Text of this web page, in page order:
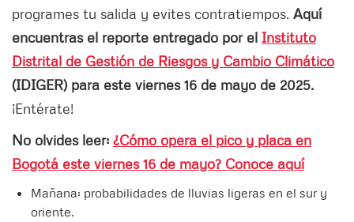
programes tu salida y evites contratiempos. Aquí
encuentras el reporte entregado por el Instituto
Distrital de Gestión de Riesgos y Cambio Climático
(IDIGER) para este viernes 16 de mayo de 2025.
¡Entérate!
No olvides leer: ¿Cómo opera el pico y placa en
Bogotá este viernes 16 de mayo? Conoce aquí
Mañana: probabilidades de lluvias ligeras en el sur y
oriente.